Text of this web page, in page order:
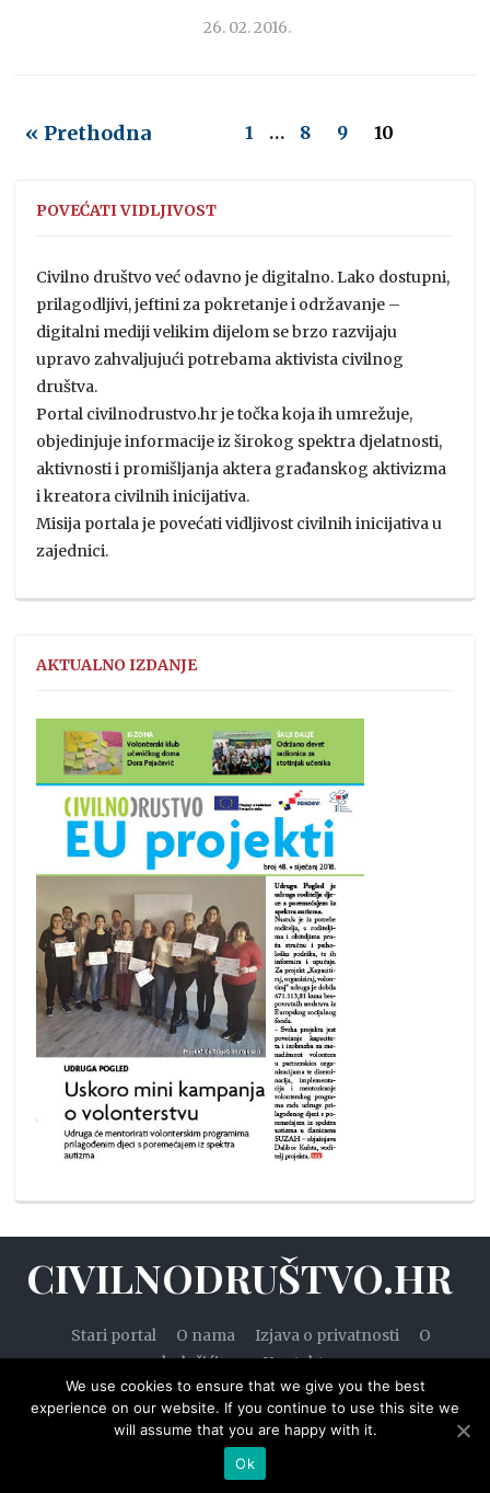
26. 02. 2016.
« Prethodna 1 … 8 9 10
POVEĆATI VIDLJIVOST
Civilno društvo već odavno je digitalno. Lako dostupni,
prilagodljivi, jeftini za pokretanje i održavanje –
digitalni mediji velikim dijelom se brzo razvijaju
upravo zahvaljujući potrebama aktivista civilnog
društva.
Portal civilnodrustvo.hr je točka koja ih umrežuje,
objedinjuje informacije iz širokog spektra djelatnosti,
aktivnosti i promišljanja aktera građanskog aktivizma
i kreatora civilnih inicijativa.
Misija portala je povećati vidljivost civilnih inicijativa u
zajednici.
AKTUALNO IZDANJE
CIVILNODRUŠTVO.HR
Stari portal O nama Izjava o privatnosti
O
kolačićima
Kontakt
© 2020. — Civilnodruštvo.hr. Sva prava pridržana.
Designed by WPZOOM
We use cookies to ensure that we give you the best
experience on our website. If you continue to use this site we
will assume that you are happy with it.
Ok